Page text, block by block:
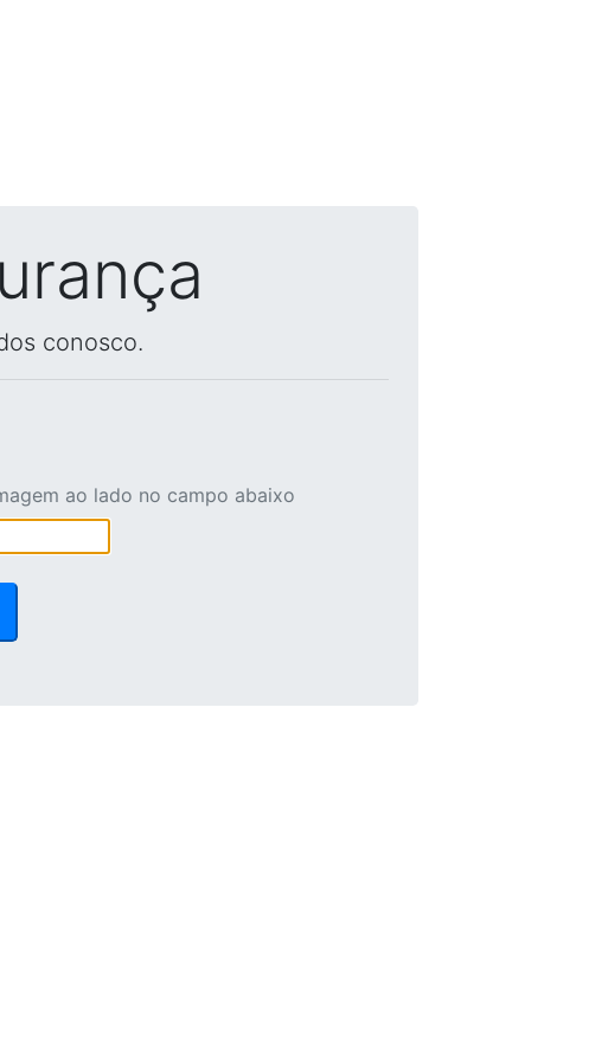
conosco.
ao lado no campo abaixo